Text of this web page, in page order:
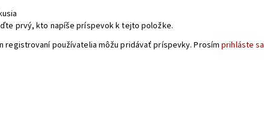
prvý, kto napíše príspevok k tejto položke.
registrovaní používatelia môžu pridávať príspevky. Prosímprihláste sa